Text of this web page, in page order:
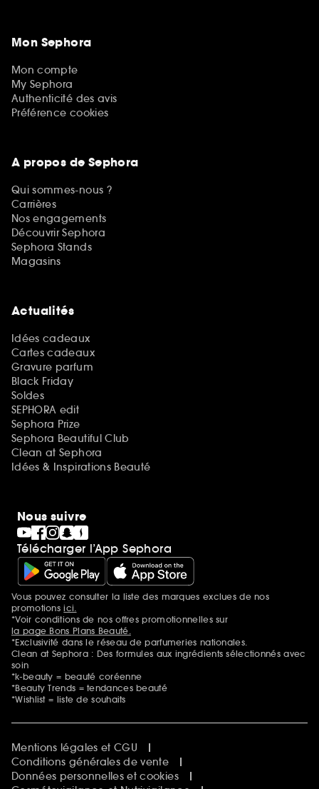
Mon Sephora
Mon compte
My Sephora
Authenticité des avis
Préférence cookies
A propos de Sephora
Qui sommes-nous ?
Carrières
Nos engagements
Découvrir Sephora
Sephora Stands
Magasins
Actualités
Idées cadeaux
Cartes cadeaux
Gravure parfum
Black Friday
Soldes
SEPHORA edit
Sephora Prize
Sephora Beautiful Club
Clean at Sephora
Idées & Inspirations Beauté
Nous suivre
Télécharger l’App Sephora
Mentions additionnelles
Vous pouvez consulter la liste des marques exclues de nos
promotionsici.
*Voir conditions de nos offres promotionnelles sur
la page Bons Plans Beauté.
*Exclusivité dans le réseau de parfumeries nationales.
Clean at Sephora : Des formules aux ingrédients sélectionnés avec
soin
*k-beauty = beauté coréenne
*Beauty Trends = tendances beauté
*Wishlist = liste de souhaits
Mentions légales et CGU
Conditions générales de vente
Données personnelles et cookies